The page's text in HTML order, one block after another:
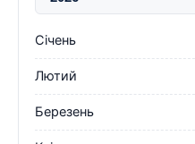
Січень
Лютий
Березень